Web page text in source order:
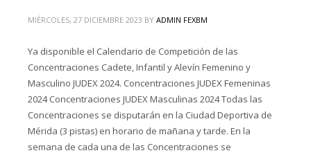
MIÉRCOLES, 27 DICIEMBRE 2023 BY ADMIN FEXBM
Ya disponible el Calendario de Competición de las
Concentraciones Cadete, Infantil y Alevín Femenino y
Masculino JUDEX 2024. Concentraciones JUDEX Femeninas
2024 Concentraciones JUDEX Masculinas 2024 Todas las
Concentraciones se disputarán en la Ciudad Deportiva de
Mérida (3 pistas) en horario de mañana y tarde. En la
semana de cada una de las Concentraciones se